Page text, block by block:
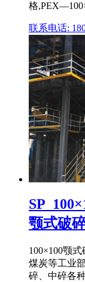
格
联系电话:
颚式破
100×100颚
煤炭等工业
碎、中碎各